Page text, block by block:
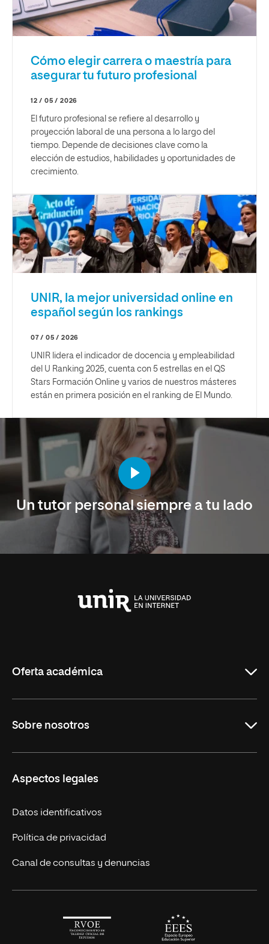
Cómo elegir carrera o maestría para
asegurar tu futuro profesional
12 / 05 / 2026
El futuro profesional se refiere al desarrollo y
proyección laboral de una persona a lo largo del
tiempo. Depende de decisiones clave como la
elección de estudios, habilidades y oportunidades de
crecimiento.
UNIR, la mejor universidad online en
español según los rankings
07 / 05 / 2026
UNIR lidera el indicador de docencia y empleabilidad
del U Ranking 2025, cuenta con 5 estrellas en el QS
Stars Formación Online y varios de nuestros másteres
están en primera posición en el ranking de El Mundo.
Un tutor personal siempre a tu lado
Oferta académica
Licenciaturas en línea
Másteres Europeos
Cursos Europeos
Títulos Americanos
Alianza Newman
Sobre nosotros
Nuestros alumnos
Únete a nosotros
Actualidad
Solicita información
Aspectos legales
Datos identificativos
Política de privacidad
Canal de consultas y denuncias